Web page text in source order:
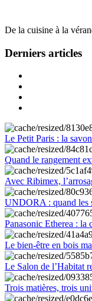
De la cuisine à la
Derniers articles
Le Petit Paris : la
Quand le rangement
Avec Ribimex,
UNDORA : quand les
Panasonic Etherea :
Le bien-être en bois
Le Salon de l’Habitat
Trois matières, trois